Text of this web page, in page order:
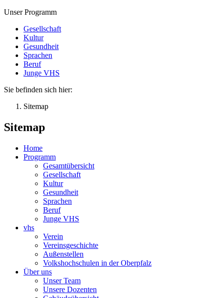
Unser Programm
Gesellschaft
Kultur
Gesundheit
Sprachen
Beruf
Junge VHS
Sie befinden sich hier:
Sitemap
Sitemap
Home
Programm
Gesamtübersicht
Gesellschaft
Kultur
Gesundheit
Sprachen
Beruf
Junge VHS
vhs
Verein
Vereinsgeschichte
Außenstellen
Volkshochschulen in der Oberpfalz
Über uns
Unser Team
Unsere Dozenten